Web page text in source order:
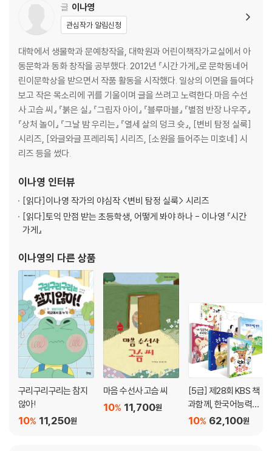
글 이나영
관심작가 알림신청
대학에서 생물학과 문예창작을, 대학원과 어린이책작가교실에서 아
동문학과 동화 창작을 공부했다. 2012년 『시간 가게』로 문학동네어
린이문학상을 받으면서 작품 활동을 시작했다. 일상의 이면을 들여다
보고 작은 목소리에 귀를 기울이며 글을 쓰려고 노력한다.마음 수선
사 고슴 씨』 『붉은 실』 『그림자 아이』 『블루마블』 『별점 반장 나우주』
『상처 놀이』 『그날 밤 우리는』 『열세 살의 덩크 슛』, [변비 탐정 실룩]
시리즈, [와글와글 프레리독] 시리즈, [소원을 들어주는 미호네] 시
리즈 등을 썼다.
이나영 인터뷰
[읽다]이나영 작가의 야심작 <변비 탐정 실룩> 시리즈
[읽다]토익 만점 받는 초등학생, 어떻게 봐야 하나 - 이나영 『시간
가게』
이나영의 다른 상품
구리구리구리는 참지
않아!
11,250원
10%
마음 수선사 고슴 씨
11,700원
10%
[5급] 제28회 KBS 책
과함께, 한국어능력시
험 선정도서62,100원
10%